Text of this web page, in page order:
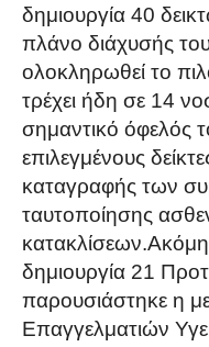
δημιουργία 40
πλάνο διάχυσής
ολοκληρωθεί το
τρέχει ήδη σε 14
σημαντικό όφελός
επιλεγμένους
καταγραφής των
ταυτοποίησης
δημιουργία 21
παρουσιάστηκε η
Επαγγελματιών